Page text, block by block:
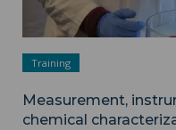
Training
Measurement,
chemical